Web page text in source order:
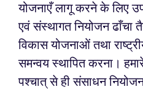
योजनाएँ लागू करने के लिए
एवं संस्थागत नियोजन ढाँचा
विकास योजनाओं तथा
समन्वय स्थापित करना।
पश्चात् से ही संसाधन